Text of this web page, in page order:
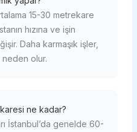
15-30 metrekare
hızına ve işin
Daha karmaşık işler,
neden olur.
ne kadar?
İstanbul’da genelde 60-